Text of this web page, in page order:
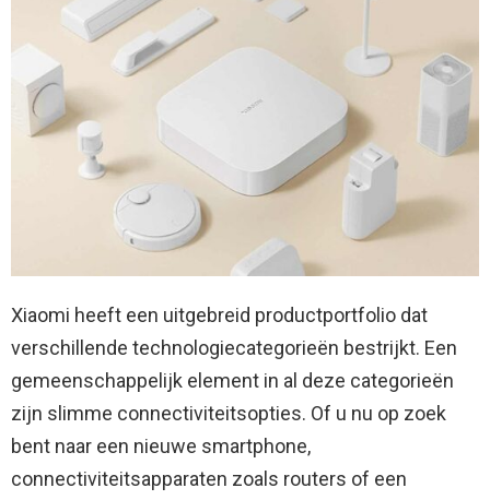
Xiaomi heeft een uitgebreid productportfolio dat
verschillende technologiecategorieën bestrijkt. Een
gemeenschappelijk element in al deze categorieën
zijn slimme connectiviteitsopties. Of u nu op zoek
bent naar een nieuwe smartphone,
connectiviteitsapparaten zoals routers of een